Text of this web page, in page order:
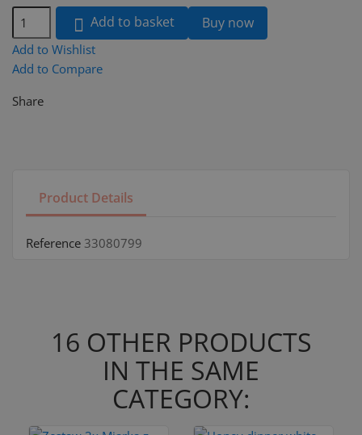
 Add to basket Buy now
Add to Wishlist
Add to Compare
Share
Product Details
Reference 33080799
16 OTHER PRODUCTS
IN THE SAME
CATEGORY: